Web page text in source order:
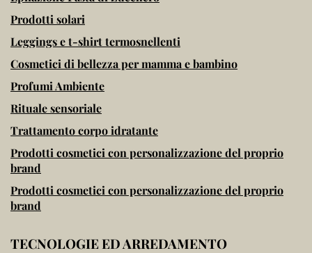
Prodotti solari
Leggings e t-shirt termosnellenti
Cosmetici di bellezza per mamma e bambino
Profumi Ambiente
Rituale sensoriale
Trattamento corpo idratante
Prodotti cosmetici con personalizzazione del proprio
brand
Prodotti cosmetici con personalizzazione del proprio
brand
TECNOLOGIE ED ARREDAMENTO